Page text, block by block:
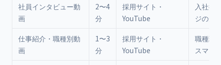
社員インタビュー動
画
2〜4
分
採用サイト・
YouTube
入社後
ジの形
仕事紹介・職種別動
画
1〜3
分
採用サイト・
YouTube
職種理
スマッ